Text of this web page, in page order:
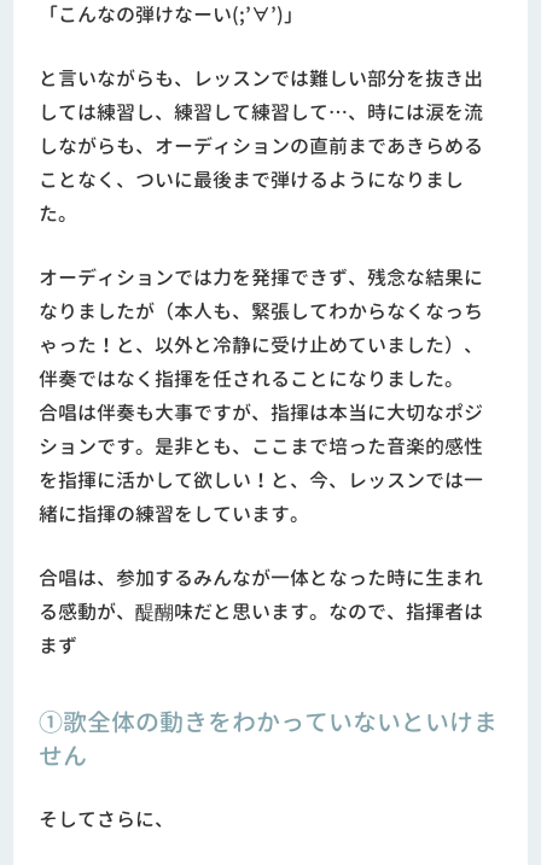
「こんなの弾けなーい(;’∀’)」
と言いながらも、レッスンでは難しい部分を抜き出
しては練習し、練習して練習して…、時には涙を流
しながらも、オーディションの直前まであきらめる
ことなく、ついに最後まで弾けるようになりまし
た。
オーディションでは力を発揮できず、残念な結果に
なりましたが（本人も、緊張してわからなくなっち
ゃった！と、以外と冷静に受け止めていました）、
伴奏ではなく指揮を任されることになりました。
合唱は伴奏も大事ですが、指揮は本当に大切なポジ
ションです。是非とも、ここまで培った音楽的感性
を指揮に活かして欲しい！と、今、レッスンでは一
緒に指揮の練習をしています。
合唱は、参加するみんなが一体となった時に生まれ
る感動が、醍醐味だと思います。なので、指揮者は
まず
①歌全体の動きをわかっていないといけま
せん
そしてさらに、